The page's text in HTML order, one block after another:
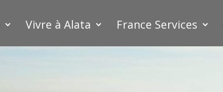
Vivre à Alata France Services